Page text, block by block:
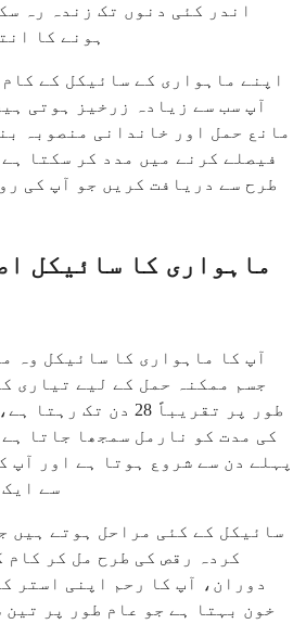
اندر کئی دنوں تک زندہ رہ
ہونے کا
اپنے ماہواری کے سائیکل کے
آپ سب سے زیادہ زرخیز ہوتی
مانع حمل اور خاندانی منصوبہ
فیصلے کرنے میں مدد کر سکتا
طرح سے دریافت کریں جو آپ کی
ماہواری کا سائیکل
آپ کا ماہواری کا سائیکل وہ
جسم ممکنہ حمل کے لیے تیاری
کی مدت کو نارمل سمجھا جاتا
پہلے دن سے شروع ہوتا ہے اور آپ
سے
سائیکل کے کئی مراحل ہوتے ہیں
کردہ رقص کی طرح مل کر
دوران، آپ کا رحم اپنی استر
خون بہتا ہے جو عام طور پر تین